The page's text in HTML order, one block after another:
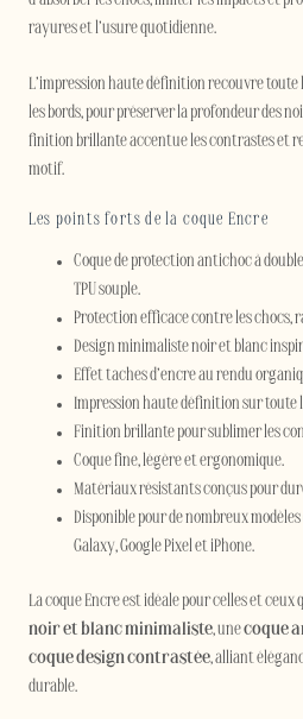
rayures et l’usure quotidienne.
L’impression haute définition recouvre toute
les bords, pour préserver la profondeur des
finition brillante accentue les contrastes et
motif.
Les points forts de la coque Encre
Coque de protection antichoc à
TPU souple.
Protection efficace contre les chocs,
Design minimaliste noir et blanc
Effet taches d’encre au rendu
Impression haute définition sur toute
Finition brillante pour sublimer les
Coque fine, légère et ergonomique.
Matériaux résistants conçus pour
Disponible pour de nombreux
Galaxy, Google Pixel et iPhone.
La coque Encre est idéale pour celles et
noir et blanc minimaliste, unecoque
coque design contrastée, alliant
durable.